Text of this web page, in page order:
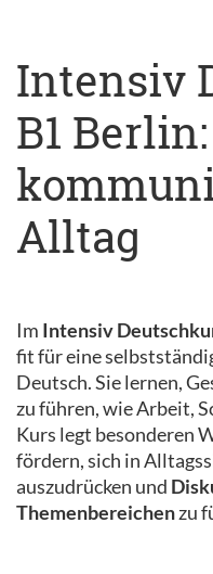
Intensiv
B1
Alltag
Im Intensiv
fit für eine
Deutsch. Sie lernen,
zu führen, wie Arbeit,
Kurs legt besonderen
fördern, sich in
auszudrücken und
Themenbereichenzu